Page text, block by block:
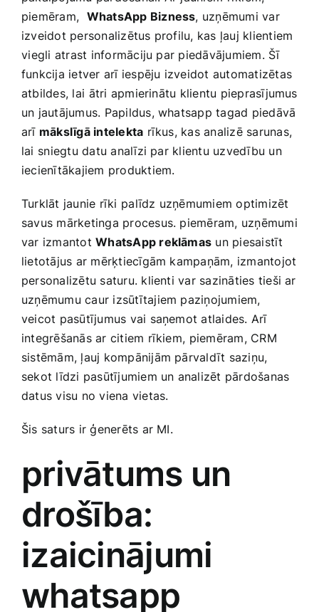
piemēram, ‌ WhatsApp Bizness, uzņēmumi var
izveidot personalizētus profilu, kas ļauj klientiem
⁢viegli atrast informāciju par piedāvājumiem. Šī
funkcija ietver arī iespēju izveidot automatizētas
atbildes, lai ⁢ātri apmierinātu klientu pieprasījumus
un jautājumus. Papildus, whatsapp‍ tagad piedāvā
arī mākslīgā intelekta rīkus, kas analizē sarunas,
lai⁣ sniegtu datu analīzi par klientu uzvedību un⁣
iecienītākajiem produktiem.
Turklāt jaunie rīki⁣ palīdz‌ uzņēmumiem optimizēt
savus mārketinga procesus.​ piemēram, uzņēmumi
var izmantotWhatsApp reklāmas un piesaistīt
lietotājus ar mērķtiecīgām kampaņām, izmantojot
personalizētu saturu. klienti‌ var sazināties tieši ar‍
uzņēmumu caur izsūtītajiem paziņojumiem,
veicot pasūtījumus vai saņemot atlaides. Arī
integrēšanās ar citiem rīkiem,⁤ piemēram, CRM‌
sistēmām, ļauj kompānijām pārvaldīt saziņu,
sekot līdzi pasūtījumiem un analizēt pārdošanas
datus ‌visu no‌ viena vietas.
Šis saturs ir ģenerēts ar MI.
privātums un​
drošība:
izaicinājumi
whatsapp